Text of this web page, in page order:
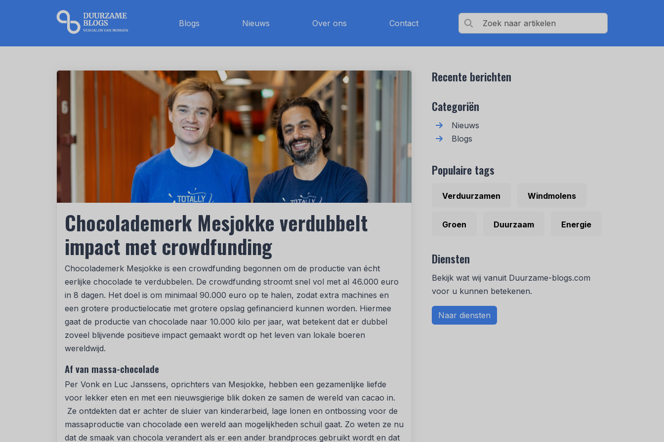
Blogs Nieuws Over ons Contact
Chocolademerk Mesjokke verdubbelt
impact met crowdfunding
Chocolademerk Mesjokke is een crowdfunding begonnen om de productie van écht
eerlijke chocolade te verdubbelen. De crowdfunding stroomt snel vol met al 46.000 euro
in 8 dagen. Het doel is om minimaal 90.000 euro op te halen, zodat extra machines en
een grotere productielocatie met grotere opslag gefinancierd kunnen worden. Hiermee
gaat de productie van chocolade naar 10.000 kilo per jaar, wat betekent dat er dubbel
zoveel blijvende positieve impact gemaakt wordt op het leven van lokale boeren
wereldwijd.
Af van massa-chocolade
Per Vonk en Luc Janssens, oprichters van Mesjokke, hebben een gezamenlijke liefde
voor lekker eten en met een nieuwsgierige blik doken ze samen de wereld van cacao in.
Ze ontdekten dat er achter de sluier van kinderarbeid, lage lonen en ontbossing voor de
massaproductie van chocolade een wereld aan mogelijkheden schuil gaat. Zo weten ze nu
dat de smaak van chocola verandert als er een ander brandproces gebruikt wordt en dat
Recente berichten
Categoriën
Nieuws
Blogs
Populaire tags
Verduurzamen Windmolens
Groen Duurzaam Energie
Diensten
Bekijk wat wij vanuit Duurzame-blogs.com
voor u kunnen betekenen.
Naar diensten